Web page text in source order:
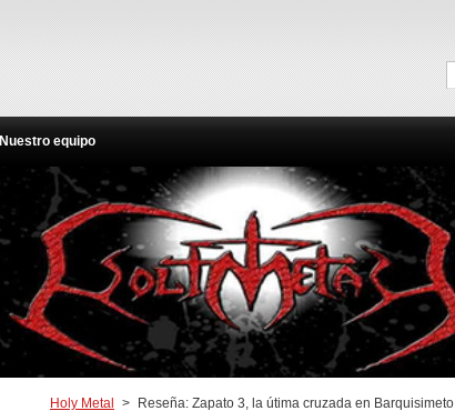
Holy Metal > Reseña: Zapato 3, la útima cruzada en Barquisimeto
Nuestro equipo